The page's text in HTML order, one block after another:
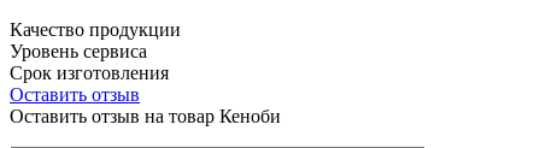
Качество продукции
Уровень сервиса
Срок изготовления
Оставить отзыв
Оставить отзыв на товар Кеноби